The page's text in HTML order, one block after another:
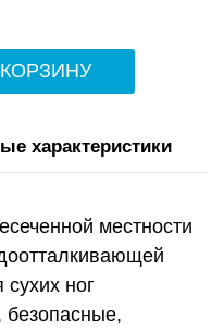
характеристики
местности
ног
безопасные,